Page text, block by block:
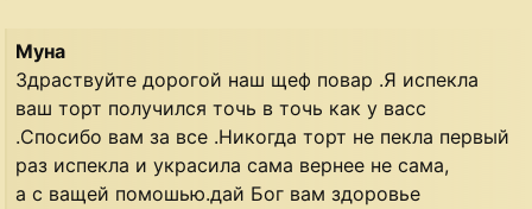
Муна
Здраствуйте дорогой наш щеф повар .Я испекла
ваш торт получился точь в точь как у васс
.Спосибо вам за все .Никогда торт не пекла первый
раз испекла и украсила сама вернее не сама,
а с ващей помошью.дай Бог вам здоровье